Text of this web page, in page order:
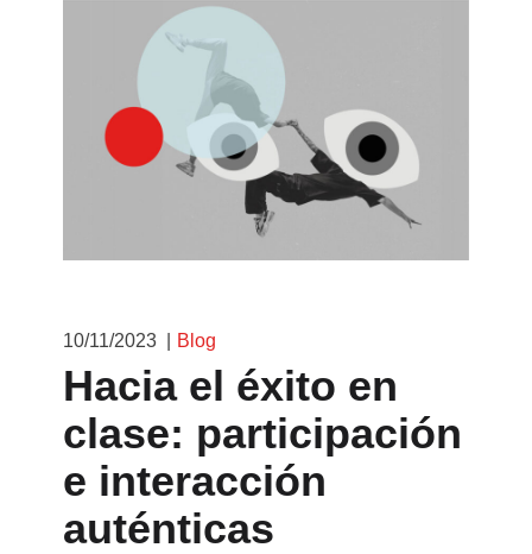
10/11/2023 Blog
Hacia el éxito en
clase: participación
e interacción
auténticas